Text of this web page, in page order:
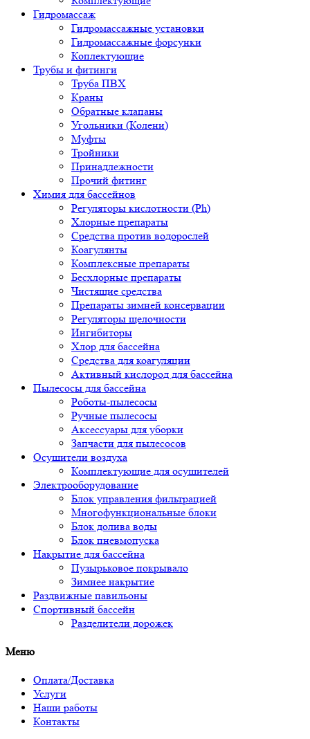
Гидромассаж
Гидромассажные установки
Гидромассажные форсунки
Коплектующие
Трубы и фитинги
Труба ПВХ
Краны
Обратные клапаны
Угольники (Колени)
Муфты
Тройники
Принадлежности
Прочий фитинг
Химия для бассейнов
Регуляторы кислотности (Ph)
Хлорные препараты
Средства против водорослей
Коагулянты
Комплексные препараты
Бесхлорные препараты
Чистящие средства
Препараты зимней консервации
Регуляторы щелочности
Ингибиторы
Хлор для бассейна
Средства для коагуляции
Активный кислород для бассейна
Пылесосы для бассейна
Роботы-пылесосы
Ручные пылесосы
Аксессуары для уборки
Запчасти для пылесосов
Осушители воздуха
Комплектующие для осушителей
Электрооборудование
Блок управления фильтрацией
Многофункциональные блоки
Блок долива воды
Блок пневмопуска
Накрытие для бассейна
Пузырьковое покрывало
Зимнее накрытие
Раздвижные павильоны
Спортивный бассейн
Разделители дорожек
Меню
Оплата/Доставка
Услуги
Наши работы
Контакты